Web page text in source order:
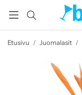
Etusivu / Juomalasit /